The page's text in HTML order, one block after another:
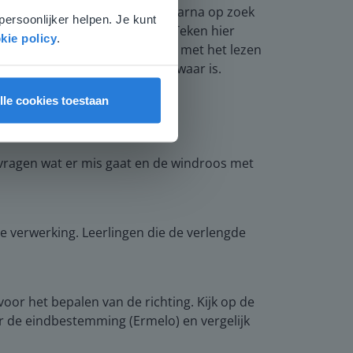
helpen. Je kunt
policy.
cookies toestaan
van dit gebouw. Je gaat daarna op zoek
van het gebouw. Teken hier
gebouwen. Oefen daarna met het lezen
is en zitten als deze niet waar is.
wat er mis gaat en de windroos met
verwerking. Leerlingen die de verlengde
het bepalen van de richting. Kijk op de
eindbestemming (Ermelo) en vergelijk